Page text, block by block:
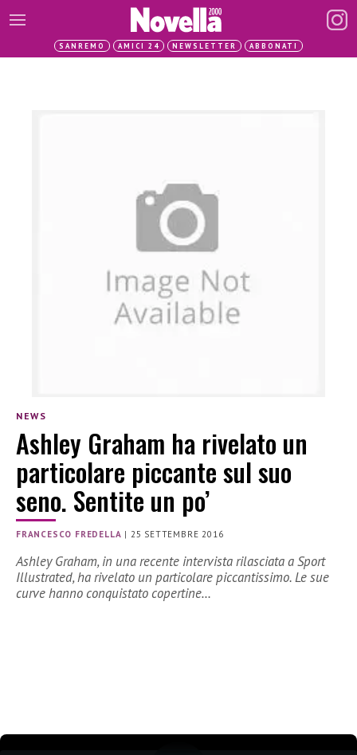
SANREMO AMICI 24 NEWSLETTER ABBONATI
NEWS
Ashley Graham ha rivelato un
particolare piccante sul suo
seno. Sentite un po’
FRANCESCO FREDELLA | 25 SETTEMBRE 2016
Ashley Graham, in una recente intervista rilasciata a Sport
Illustrated, ha rivelato un particolare piccantissimo. Le sue
curve hanno conquistato copertine…